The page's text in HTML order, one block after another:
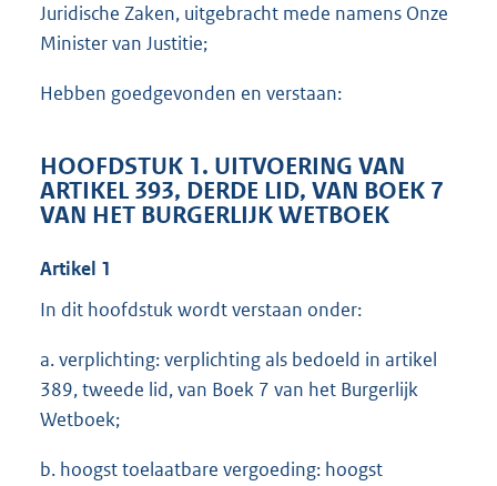
Juridische Zaken, uitgebracht mede namens Onze
Minister van Justitie;
Hebben goedgevonden en verstaan:
HOOFDSTUK 1. UITVOERING VAN
ARTIKEL 393, DERDE LID, VAN BOEK 7
VAN HET BURGERLIJK WETBOEK
Artikel 1
In dit hoofdstuk wordt verstaan onder:
a. verplichting: verplichting als bedoeld in artikel
389, tweede lid, van Boek 7 van het Burgerlijk
Wetboek;
b. hoogst toelaatbare vergoeding: hoogst